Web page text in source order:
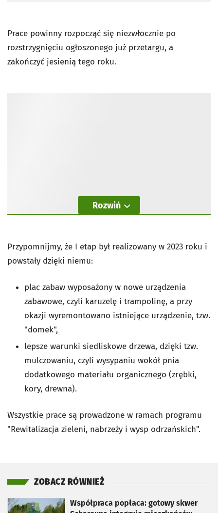
Prace powinny rozpocząć się niezwłocznie po
rozstrzygnięciu ogłoszonego już przetargu, a
zakończyć jesienią tego roku.
Rozwiń
Przypomnijmy, że I etap był realizowany w 2023 roku i
powstały dzięki niemu:
plac zabaw wyposażony w nowe urządzenia
zabawowe, czyli karuzelę i trampolinę, a przy
okazji wyremontowano istniejące urządzenie, tzw.
"domek",
lepsze warunki siedliskowe drzewa, dzięki tzw.
mulczowaniu, czyli wysypaniu wokół pnia
dodatkowego materiału organicznego (zrębki,
kory, drewna).
Wszystkie prace są prowadzone w ramach programu
"Rewitalizacja zieleni, nabrzeży i wysp odrzańskich".
ZOBACZ RÓWNIEŻ
Współpraca popłaca: gotowy skwer
otworzy się w nowej karcie